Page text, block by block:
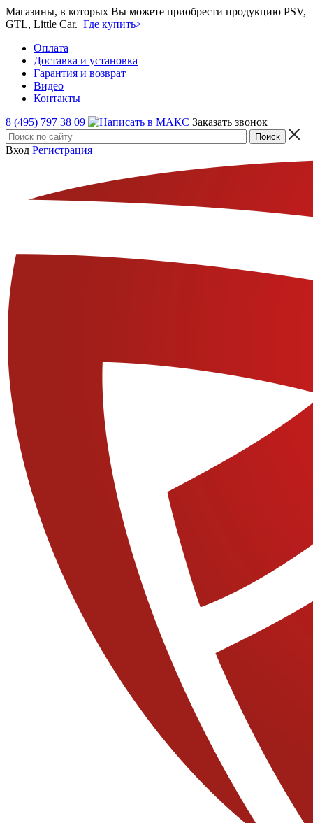
Магазины, в которых Вы можете приобрести продукцию PSV,
GTL, Little Car. Где купить>
Оплата
Доставка и установка
Гарантия и возврат
Видео
Контакты
8 (495) 797 38 09
Заказать звонок
Вход Регистрация